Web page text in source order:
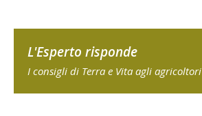
L'Esperto risponde
I consigli di Terra e Vita agli agricoltori